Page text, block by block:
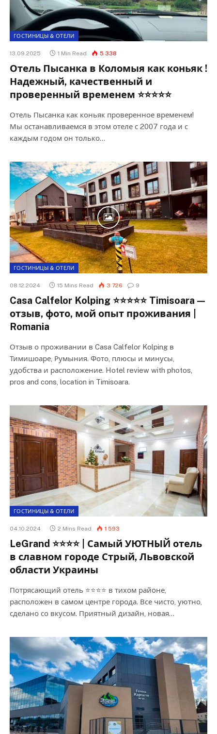
ГОСТИНИЦЫ & ОТЕЛИ
13.09.2025 1 Min Read 5 338
Отель Пысанка в Коломыя как коньяк !
Надежный, качественный и
проверенный временем ⭐⭐⭐⭐⭐
Отель Пысанка как коньяк проверенное временем!
Мы останавливаемся в этом отеле с 2007 года и с
каждым годом он только…
ГОСТИНИЦЫ & ОТЕЛИ
08.12.2024 15 Mins Read 3 726 9
Casa Calfelor Kolping ⭐⭐⭐⭐⭐ Timisoara —
отзыв, фото, мой опыт проживания |
Romania
Отзыв о проживании в Casa Calfelor Kolping в
Тимишоаре, Румыния. Фото, плюсы и минусы,
удобства и расположение. Hotel review with photos,
pros and cons, location in Timisoara.
ГОСТИНИЦЫ & ОТЕЛИ
04.10.2024 2 Mins Read 1 593
LeGrand ⭐⭐⭐⭐ | Самый УЮТНЫЙ отель
в славном городе Стрый, Львовской
области Украины
Потрясающий отель ⭐⭐⭐⭐ в тихом районе,
расположен в самом центре города. Все чисто, уютно,
сделано со вкусом. Приятный дизайн, новая…